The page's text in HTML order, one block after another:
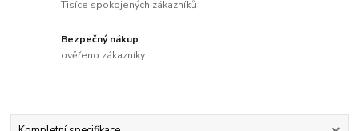
Tisíce spokojených zákazníků
Bezpečný nákup
ověřeno zákazníky